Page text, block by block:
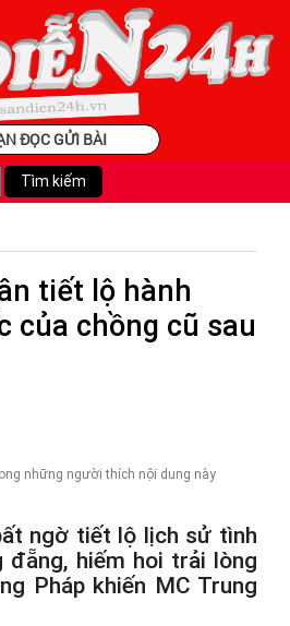
ĐỌC GỬI BÀI
tiết lộ hành
của chồng cũ sau
những người thích nội dung này
ngờ tiết lộ lịch sử tình
hiếm hoi trải lòng
Pháp khiến MC Trung